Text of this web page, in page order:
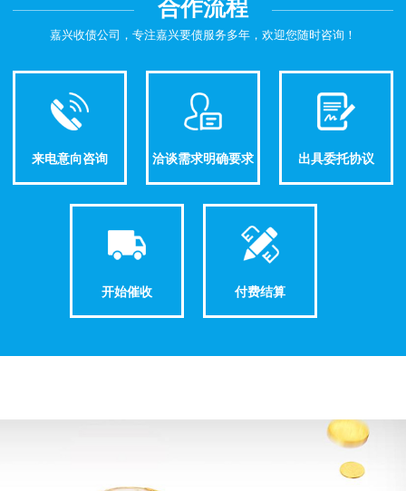
合作流程
嘉兴收债公司，专注嘉兴要债服务多年，欢迎您随时咨询！
来电意向咨询 洽谈需求明确要求 出具委托协议
开始催收 付费结算